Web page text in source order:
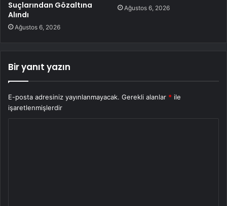
Suçlarından Gözaltına
Alındı
Ağustos 6, 2026
Ağustos 6, 2026
Bir yanıt yazın
E-posta adresiniz yayınlanmayacak. Gerekli alanlar * ile
işaretlenmişlerdir